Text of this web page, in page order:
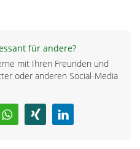
für andere?
mit Ihren Freunden und
oder anderen Social-Media